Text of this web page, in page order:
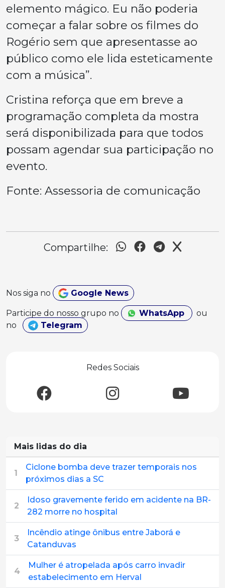
elemento mágico. Eu não poderia
começar a falar sobre os filmes do
Rogério sem que apresentasse ao
público como ele lida esteticamente
com a música”.
Cristina reforça que em breve a
programação completa da mostra
será disponibilizada para que todos
possam agendar sua participação no
evento.
Fonte: Assessoria de comunicação
Compartilhe:
Nos siga no Google News
Participe do nosso grupo no WhatsApp
ou
no
Telegram
Redes Sociais
Mais lidas do dia
1
Ciclone bomba deve trazer temporais nos
próximos dias a SC
2
Idoso gravemente ferido em acidente na BR-
282 morre no hospital
3
Incêndio atinge ônibus entre Jaborá e
Catanduvas
4
Mulher é atropelada após carro invadir
estabelecimento em Herval